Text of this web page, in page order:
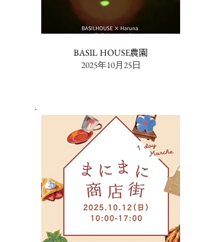
BASIL HOUSE農園
2025年10月25日